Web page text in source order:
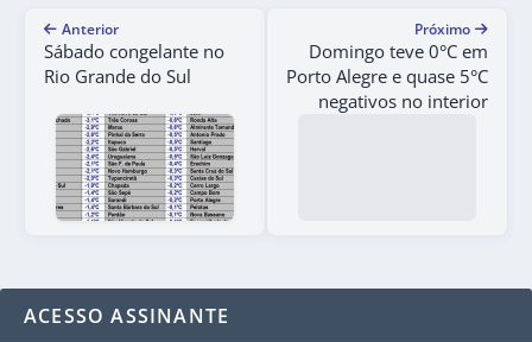
Anterior
Sábado congelante no
Rio Grande do Sul
Próximo
Domingo teve 0°C em
Porto Alegre e quase 5°C
negativos no interior
ACESSO ASSINANTE